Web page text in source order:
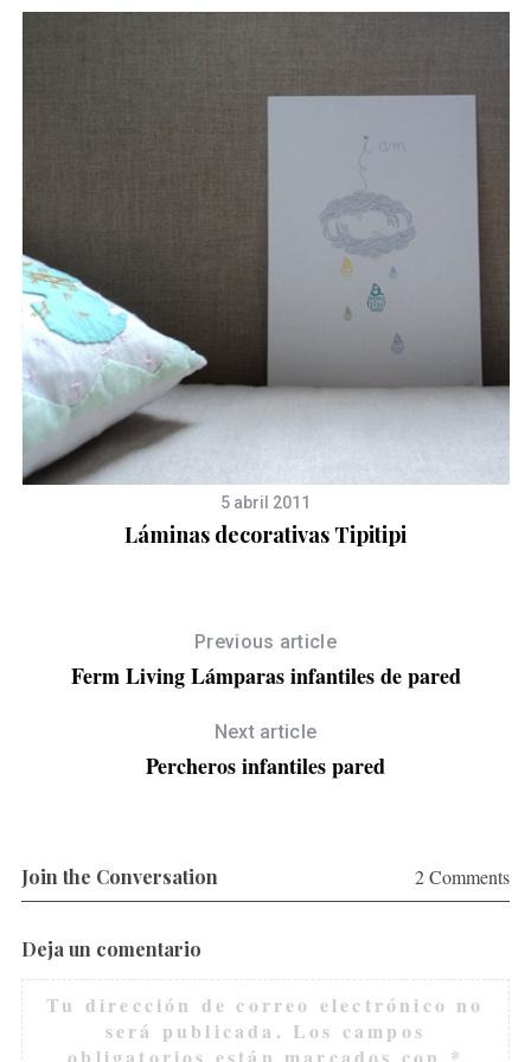
5 abril 2011
Láminas decorativas Tipitipi
Previous article
Ferm Living Lámparas infantiles de pared
Next article
Percheros infantiles pared
Join the Conversation 2 Comments
Deja un comentario
Tu dirección de correo electrónico no
será publicada. Los campos
obligatorios están marcados con *